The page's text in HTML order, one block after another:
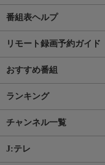
番組表ヘルプ
リモート録画予約ガイド
おすすめ番組
ランキング
チャンネル一覧
J:テレ